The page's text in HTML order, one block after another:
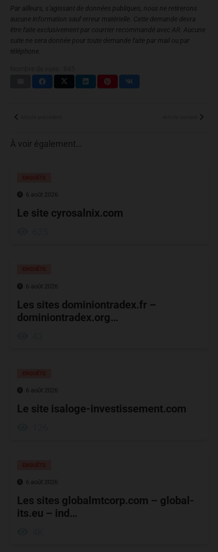
Par ailleurs, s’agissant de données publiques, nous ne retirerons
aucune information sauf erreur matérielle. Cette demande devra
être faite exclusivement par courrier recommandé avec AR. Aucune
suite ne sera donnée pour toute demande faite par mail ou par
téléphone.
À voir également…
6 août 2026
Le site cyrosalnix.com
6 août 2026
Les sites dominiontradex.fr –
dominiontradex.org…
6 août 2026
Le site isaloge-investissement.com
6 août 2026
Les sites globalmtcorp.com – global-
its.eu – ind…